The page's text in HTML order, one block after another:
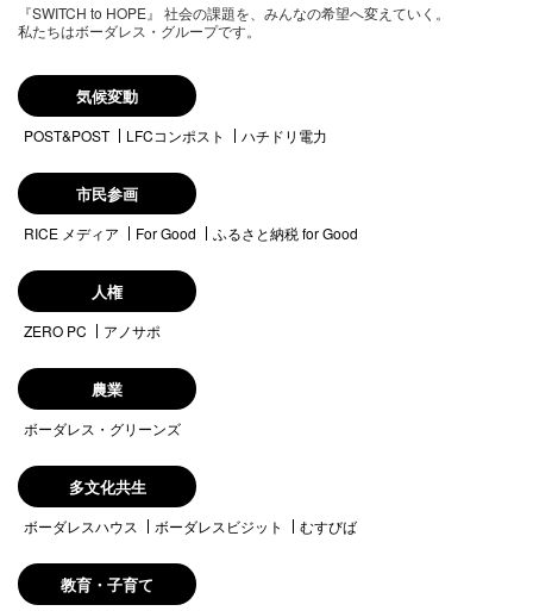
『SWITCH to HOPE』 社会の課題を、みんなの希望へ変えていく。
私たちはボーダレス・グループです。
気候変動
POST&POST LFCコンポスト ハチドリ電力
市民参画
RICE メディア For Good ふるさと納税 for Good
人権
ZERO PC アノサポ
農業
ボーダレス・グリーンズ
多文化共生
ボーダレスハウス ボーダレスビジット むすびば
教育・子育て